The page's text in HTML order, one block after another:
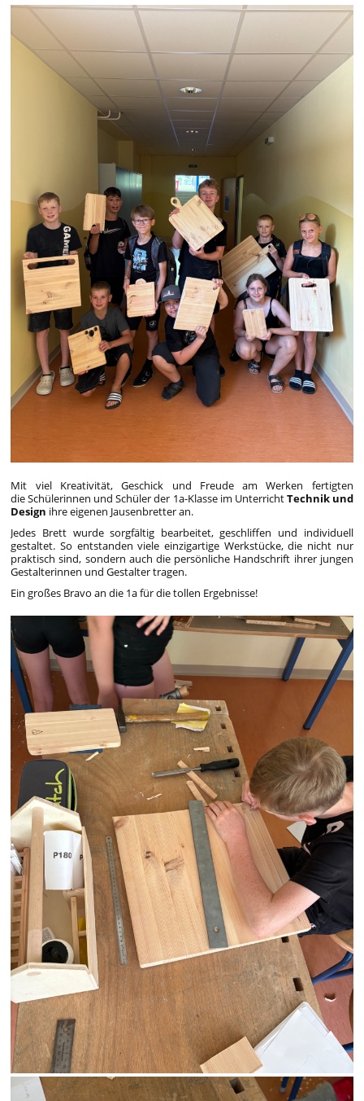
Mit viel Kreativität, Geschick und Freude am Werken fertigten
die Schülerinnen und Schüler der 1a-Klasse im UnterrichtTechnik und
Design ihre eigenen Jausenbretter an.
Jedes Brett wurde sorgfältig bearbeitet, geschliffen und individuell
gestaltet. So entstanden viele einzigartige Werkstücke, die nicht nur
praktisch sind, sondern auch die persönliche Handschrift ihrer jungen
Gestalterinnen und Gestalter tragen.
Ein großes Bravo an die 1a für die tollen Ergebnisse!